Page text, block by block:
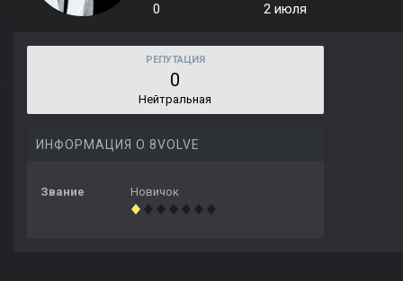
0 2 июля
РЕПУТАЦИЯ
0
Нейтральная
ИНФОРМАЦИЯ О 8VOLVE
Звание Новичок